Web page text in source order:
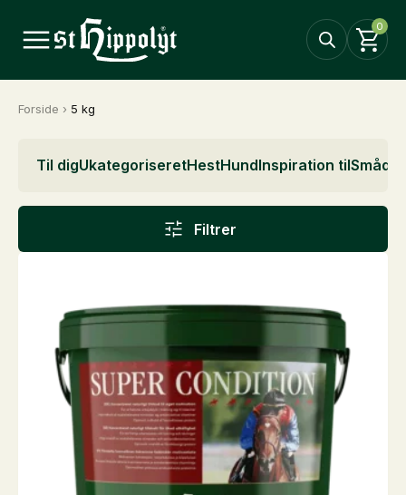
0
Forside › 5 kg
Til digUkategoriseretHestHundInspiration tilSmådyr
Filtrer